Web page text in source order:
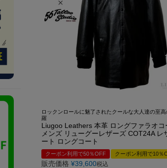
ロックンロールに魅了されたクールな大人達の至
羅
Liugoo Leathers 本革 ロングファラオコ
メンズ リューグーレザーズ COT24A レ
ート ロングコート
クーポン利用で50％OFF クーポン利用で10％
販売価格 ¥39,600税込